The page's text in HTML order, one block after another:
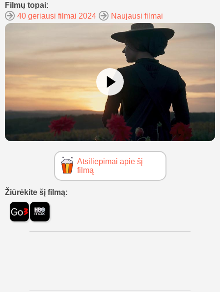
Filmų topai:
40 geriausi filmai 2024
Naujausi filmai
Atsiliepimai apie šį
filmą
Žiūrėkite šį filmą: